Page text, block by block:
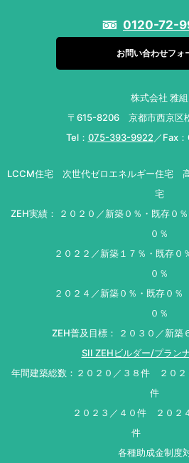
0120-72-
お問い合わせフォ
株式会社 雅組
〒615-8206 京都市西京区
Tel： 075-393-9922 ／Fax
LCCM住宅 次世代ゼロエネルギー住宅
宅
ZEH実績： ２０２０／新築０％・既存０
０％
２０２２／新築１７％・既存０％
０％
２０２４／新築０％・既存０％
０％
ZEH普及目標： ２０３０／新築
SII ZEHビルダー/プラン
年間建築総数：２０２０／３８件 ２０
件
２０２３／４０件 ２０２４／
件
各種助成金制度